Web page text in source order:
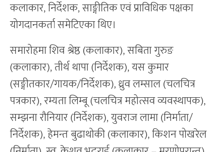
कलाकार, निर्देशक, साङ्गीतिक एवं प्राविधिक पक्षका
योगदानकर्ता समेटिएका थिए।
समारोहमा शिव श्रेष्ठ (कलाकार), सबिता गुरुङ
(कलाकार), तीर्थ थापा (निर्देशक), यस कुमार
(सङ्गीतकार/गायक/निर्देशक), ध्रुव लम्साल (चलचित्र
पत्रकार), रम्यता लिम्बू (चलचित्र महोत्सव व्यवस्थापक),
सम्झना रौनियार (निर्देशक), युवराज लामा (निर्माता/
निर्देशक), हेमन्त बुढाथोकी (कलाकार), किशन पोखरेल